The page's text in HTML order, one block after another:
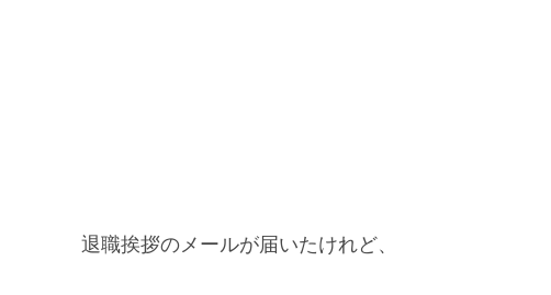
退職挨拶のメールが届いたけれど、